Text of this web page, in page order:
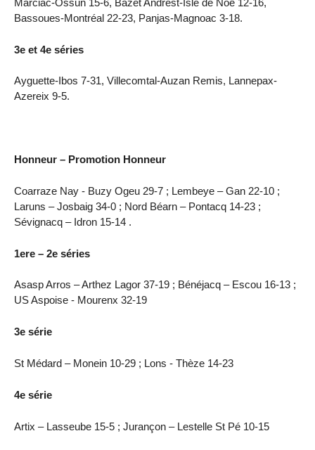
Bassoues-Montréal 22-23, Panjas-Magnoac 3-18.
3e et 4e séries
Ayguette-Ibos 7-31, Villecomtal-Auzan Remis, Lannepax-
Azereix 9-5.
Honneur – Promotion Honneur
Coarraze Nay - Buzy Ogeu 29-7 ; Lembeye – Gan 22-10 ;
Laruns – Josbaig 34-0 ; Nord Béarn – Pontacq 14-23 ;
Sévignacq – Idron 15-14 .
1ere – 2e séries
Asasp Arros – Arthez Lagor 37-19 ; Bénéjacq – Escou 16-13 ;
US Aspoise - Mourenx 32-19
3e série
St Médard – Monein 10-29 ; Lons - Thèze 14-23
4e série
Artix – Lasseube 15-5 ; Jurançon – Lestelle St Pé 10-15